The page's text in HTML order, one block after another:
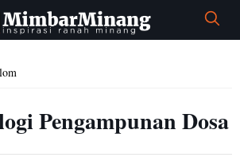
Pengampunan Dosa